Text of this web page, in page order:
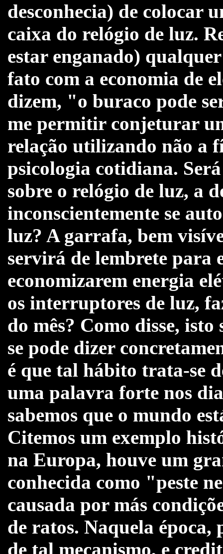
desconhecia) de colocar
caixa do relógio de luz.
estar enganado)
fato com a economia de
dizem, "o buraco pode
me permitir conjeturar
relação utilizando não a
psicologia cotidiana.
sobre o relógio de luz, a
inconscientemente se
luz? A garrafa, bem
servirá de lembrete para
economizarem energia
os interruptores de luz,
do mês? Como disse,
se pode dizer
é que tal hábito trata-se
uma palavra forte nos
sabemos que o mundo
Citemos um exemplo
na Europa, houve um
conhecida como "peste
causada por más
de ratos. Naquela época,
de tal mecanismo, e